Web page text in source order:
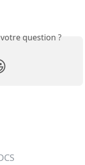
question ?